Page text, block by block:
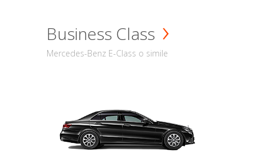
Business Class
Mercedes-Benz E-Class o simile